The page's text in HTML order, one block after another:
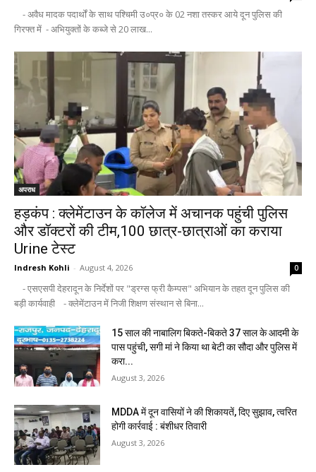
- अवैध मादक पदार्थों के साथ पश्चिमी उ०प्र० के 02 नशा तस्कर आये दून पुलिस की
गिरफ्त में - अभियुक्तों के कब्जे से 20 लाख...
अपराध
हड़कंप : क्लेमेंटाउन के कॉलेज में अचानक पहुंची पुलिस
और डॉक्टरों की टीम,100 छात्र-छात्राओं का कराया
Urine टेस्ट
Indresh Kohli - August 4, 2026 0
- एसएसपी देहरादून के निर्देशों पर "ड्रग्स फ्री कैम्पस" अभियान के तहत दून पुलिस की
बड़ी कार्यवाही - क्लेमेंटाउन में निजी शिक्षण संस्थान से बिना...
15 साल की नाबालिग बिकते-बिकते 37 साल के आदमी के
पास पहुंची, सगी मां ने किया था बेटी का सौदा और पुलिस में
करा...
August 3, 2026
MDDA में दून वासियों ने की शिकायतें, दिए सुझाव, त्वरित
होगी कार्रवाई : बंशीधर तिवारी
August 3, 2026